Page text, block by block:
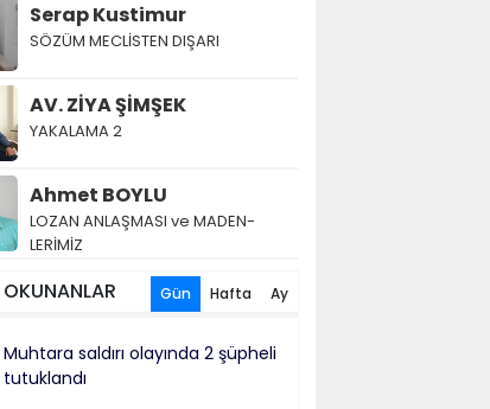
Serap Kustimur
SÖZÜM MECLİSTEN DIŞARI
AV. ZİYA ŞİMŞEK
YAKALAMA 2
Ahmet BOYLU
LOZAN AN­LAŞ­MA­SI ve MA­DEN­
LERİMİZ
OKUNANLAR Gün Hafta Ay
Muhtara saldırı olayında 2 şüpheli
tutuklandı